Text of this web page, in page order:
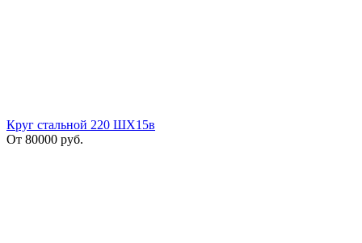
Круг стальной 220 ШХ15в
От 80000 руб.